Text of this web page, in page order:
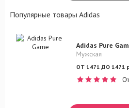
Популярные товары Adidas
Adidas Pure
Мужская
ОТ 1471 ДО 1471